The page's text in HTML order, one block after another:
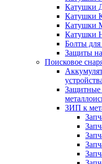
Катушки
Катушки
Катушки
Катушки
Болты
Защиты
Поисковое
Защитные
ЗИП к